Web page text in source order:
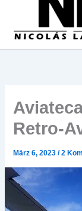
Retro-
März 6, 2023/2